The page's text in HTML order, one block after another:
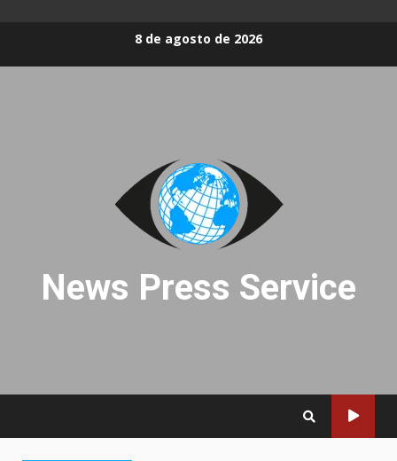
8 de agosto de 2026
News Press Service